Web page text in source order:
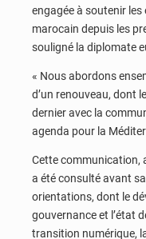
engagée à soutenir
marocain depuis les
souligné la diplomate
« Nous abordons
d’un renouveau, dont
dernier avec la
agenda pour la
Cette communication,
a été consulté avant
orientations, dont le
gouvernance et l’état
transition numérique,